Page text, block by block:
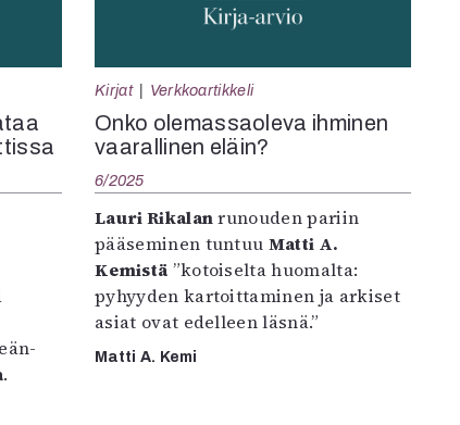
.
Kirjat Verkkoartikkeli
Onko olemassaoleva ihminen
vaarallinen eläin?
6/2025
Lauri Rikalanrunouden pariin
pääseminen tuntuu Matti A.
Kemistä ”kotoiselta huomalta:
pyhyyden kartoittaminen ja arkiset
asiat ovat edelleen läsnä.”
Matti A. Kemi